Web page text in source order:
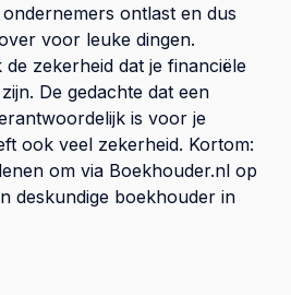
ontlast en dus
voor leuke dingen.
zekerheid dat je financiële
De gedachte dat een
is voor je
ook veel zekerheid. Kortom:
om via Boekhouder.nl op
deskundige boekhouder in